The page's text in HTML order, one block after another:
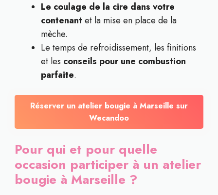
Le coulage de la cire dans votre
contenant et la mise en place de la
mèche.
Le temps de refroidissement, les finitions
et les conseils pour une combustion
parfaite.
Réserver un atelier bougie à Marseille sur
Wecandoo
Pour qui et pour quelle
occasion participer à un atelier
bougie à Marseille ?